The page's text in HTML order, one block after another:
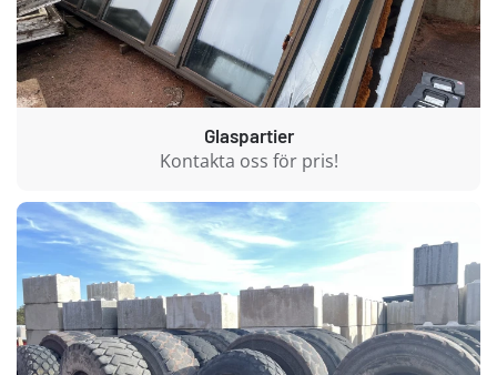
Glaspartier
Kontakta oss för pris!